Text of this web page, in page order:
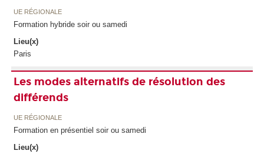
UE RÉGIONALE
Formation hybride soir ou samedi
Lieu(x)
Paris
Les modes alternatifs de résolution des
différends
UE RÉGIONALE
Formation en présentiel soir ou samedi
Lieu(x)